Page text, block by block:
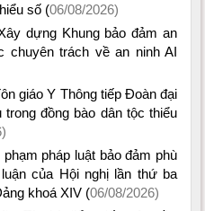
số (06/08/2026)
dựng Khung bảo đảm an
chuyên trách về an ninh AI
giáo Y Thông tiếp Đoàn đại
đồng bào dân tộc thiểu
pháp luật bảo đảm phù
của Hội nghị lần thứ ba
khoá XIV (06/08/2026)